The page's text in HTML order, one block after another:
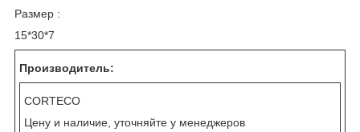
Размер :
15*30*7
Производитель:
CORTECO
Цену и наличие, уточняйте у менеджеров